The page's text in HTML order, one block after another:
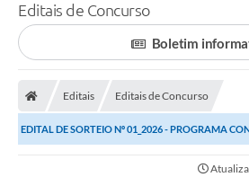
Editais de Concurso
Boletim
Editais Editais de Concurso
EDITAL DE SORTEIO Nº 01_2026 - PROGRAMA